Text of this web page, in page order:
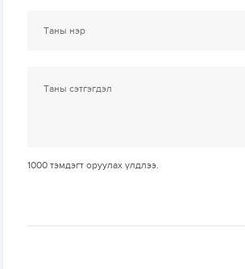
1000 тэмдэгт оруулах үлдлээ.